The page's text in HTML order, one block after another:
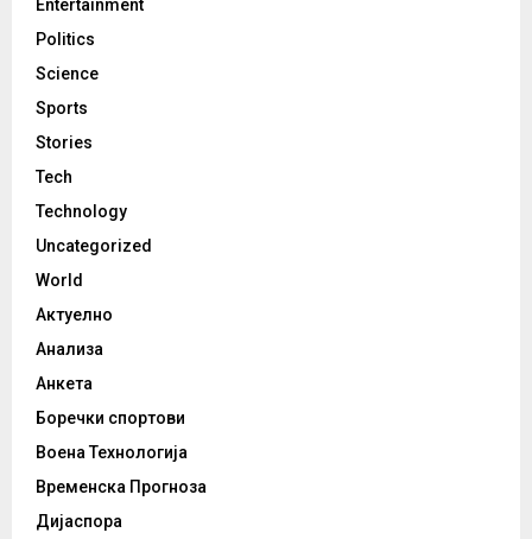
Entertainment
Politics
Science
Sports
Stories
Tech
Technology
Uncategorized
World
Актуелно
Анализа
Анкета
Боречки спортови
Воена Технологија
Временска Прогноза
Дијаспора